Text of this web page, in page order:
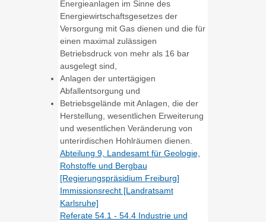
Energieanlagen im Sinne des
Energiewirtschaftsgesetzes der
Versorgung mit Gas dienen und die für
einen maximal zulässigen
Betriebsdruck von mehr als 16 bar
ausgelegt sind,
Anlagen der untertägigen
Abfallentsorgung und
Betriebsgelände mit Anlagen, die der
Herstellung, wesentlichen Erweiterung
und wesentlichen Veränderung von
unterirdischen Hohlräumen dienen.
Abteilung 9, Landesamt für Geologie,
Rohstoffe und Bergbau
[Regierungspräsidium Freiburg]
Immissionsrecht [Landratsamt
Karlsruhe]
Referate 54.1 - 54.4 Industrie und